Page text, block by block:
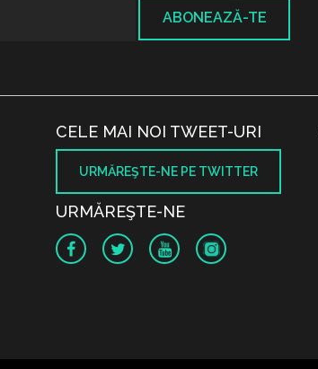
ABONEAZĂ-TE
CELE MAI NOI TWEET-URI
URMĂREŞTE-NE PE TWITTER
URMĂREŞTE-NE